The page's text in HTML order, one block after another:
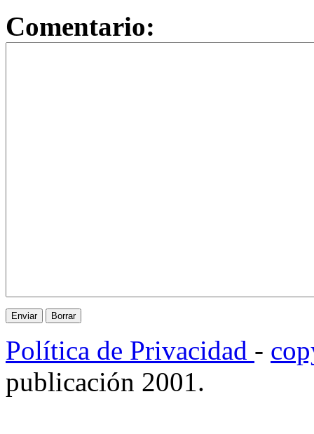
Comentario:
Política de Privacidad -
publicación 2001.